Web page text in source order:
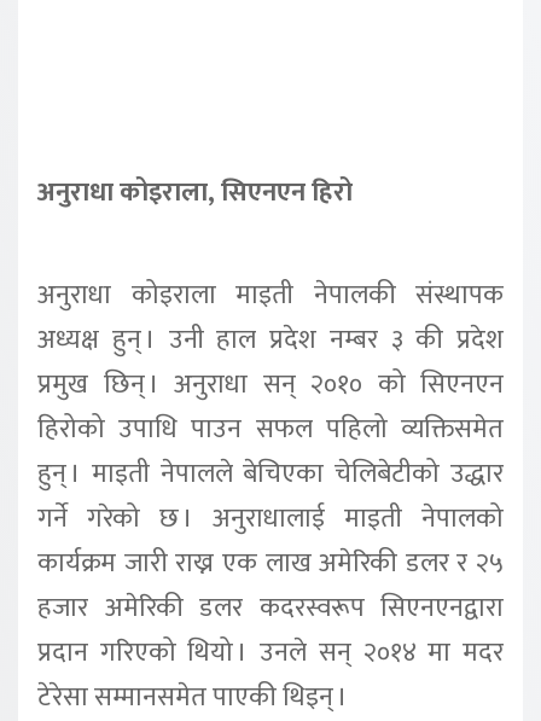
अनुराधा कोइराला, सिएनएन हिरो
अनुराधा कोइराला माइती नेपालकी संस्थापक
अध्यक्ष हुन् । उनी हाल प्रदेश नम्बर ३ की प्रदेश
प्रमुख छिन् । अनुराधा सन् २०१० को सिएनएन
हिरोको उपाधि पाउन सफल पहिलो व्यक्तिसमेत
हुन् । माइती नेपालले बेचिएका चेलिबेटीको उद्धार
गर्ने गरेको छ । अनुराधालाई माइती नेपालको
कार्यक्रम जारी राख्न एक लाख अमेरिकी डलर र २५
हजार अमेरिकी डलर कदरस्वरूप सिएनएनद्वारा
प्रदान गरिएको थियो । उनले सन् २०१४ मा मदर
टेरेसा सम्मानसमेत पाएकी थिइन् ।